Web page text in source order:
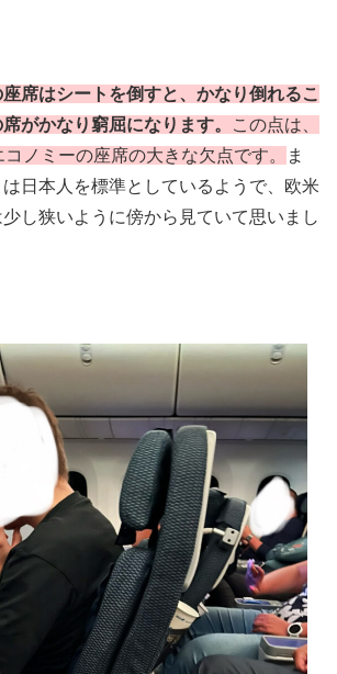
座席はシートを倒すと、かなり倒れるこ
がかなり窮屈になります。
この点は、
ノミーの座席の大きな欠点です。
ま
日本人を標準としているようで、欧米
し狭いように傍から見ていて思いまし